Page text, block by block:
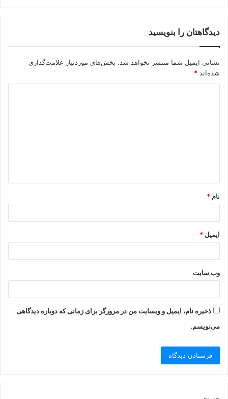
دیدگاهتان را بنویسید
نشانی ایمیل شما منتشر نخواهد شد. بخش‌های موردنیاز علامت‌گذاری
شده‌اند *
نام *
ایمیل *
وب‌ سایت
ذخیره نام، ایمیل و وبسایت من در مرورگر برای زمانی که دوباره دیدگاهی
می‌نویسم.